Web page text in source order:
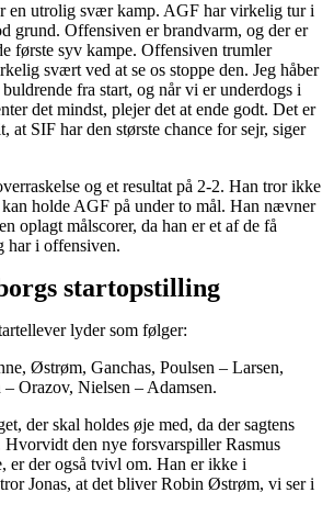
en utrolig svær kamp. AGF har virkelig tur i
grund. Offensiven er brandvarm, og der er
første syv kampe. Offensiven trumler
svært ved at se os stoppe den. Jeg håber
fra start, og når vi er underdogs i
det mindst, plejer det at ende godt. Det er
at SIF har den største chance for sejr, siger
og et resultat på 2-2. Han tror ikke
holde AGF på under to mål. Han nævner
oplagt målscorer, da han er et af de få
har i offensiven.
startopstilling
lyder som følger:
Østrøm, Ganchas, Poulsen – Larsen,
Orazov, Nielsen – Adamsen.
der skal holdes øje med, da der sagtens
Hvorvidt den nye forsvarspiller Rasmus
er der også tvivl om. Han er ikke i
Jonas, at det bliver Robin Østrøm, vi ser i